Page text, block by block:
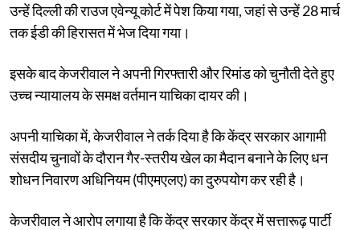
उन्हें दिल्ली की राउज एवेन्यू कोर्ट में पेश किया गया, जहां से उन्हें 28 मार्च
तक ईडी की हिरासत में भेज दिया गया।
इसके बाद केजरीवाल ने अपनी गिरफ्तारी और रिमांड को चुनौती देते हुए
उच्च न्यायालय के समक्ष वर्तमान याचिका दायर की।
अपनी याचिका में, केजरीवाल ने तर्क दिया है कि केंद्र सरकार आगामी
संसदीय चुनावों के दौरान गैर-स्तरीय खेल का मैदान बनाने के लिए धन
शोधन निवारण अधिनियम (पीएमएलए) का दुरुपयोग कर रही है।
केजरीवाल ने आरोप लगाया है कि केंद्र सरकार केंद्र में सत्तारूढ़ पार्टी